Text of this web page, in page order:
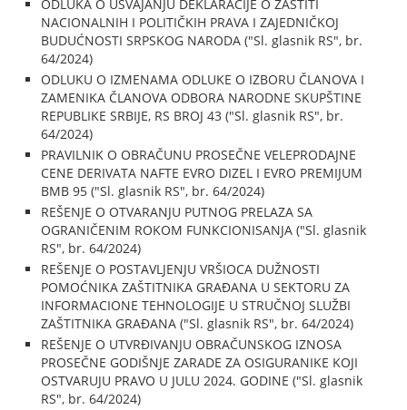
ODLUKA O USVAJANJU DEKLARACIJE O ZAŠTITI
NACIONALNIH I POLITIČKIH PRAVA I ZAJEDNIČKOJ
BUDUĆNOSTI SRPSKOG NARODA ("Sl. glasnik RS", br.
64/2024)
ODLUKU O IZMENAMA ODLUKE O IZBORU ČLANOVA I
ZAMENIKA ČLANOVA ODBORA NARODNE SKUPŠTINE
REPUBLIKE SRBIJE, RS BROJ 43 ("Sl. glasnik RS", br.
64/2024)
PRAVILNIK O OBRAČUNU PROSEČNE VELEPRODAJNE
CENE DERIVATA NAFTE EVRO DIZEL I EVRO PREMIJUM
BMB 95 ("Sl. glasnik RS", br. 64/2024)
REŠENJE O OTVARANJU PUTNOG PRELAZA SA
OGRANIČENIM ROKOM FUNKCIONISANJA ("Sl. glasnik
RS", br. 64/2024)
REŠENJE O POSTAVLJENJU VRŠIOCA DUŽNOSTI
POMOĆNIKA ZAŠTITNIKA GRAĐANA U SEKTORU ZA
INFORMACIONE TEHNOLOGIJE U STRUČNOJ SLUŽBI
ZAŠTITNIKA GRAĐANA ("Sl. glasnik RS", br. 64/2024)
REŠENJE O UTVRĐIVANJU OBRAČUNSKOG IZNOSA
PROSEČNE GODIŠNJE ZARADE ZA OSIGURANIKE KOJI
OSTVARUJU PRAVO U JULU 2024. GODINE ("Sl. glasnik
RS", br. 64/2024)